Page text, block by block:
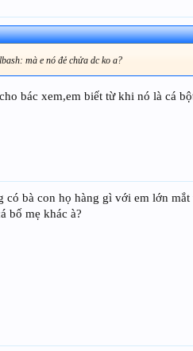
mà e nó đẻ chửa dc ko a?
bác xem,em biết từ khi nó là cá
có bà con họ hàng gì với em lớn
bố mẹ khác à?